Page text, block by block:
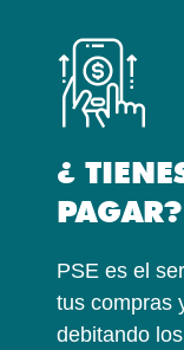
¿
PAGAR?
PSE es el
tus compras
debitando